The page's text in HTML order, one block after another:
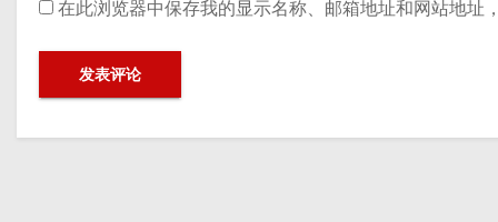
在此浏览器中保存我的显示名称、邮箱地址和网站地址